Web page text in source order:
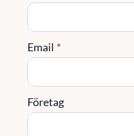
Email *
Företag